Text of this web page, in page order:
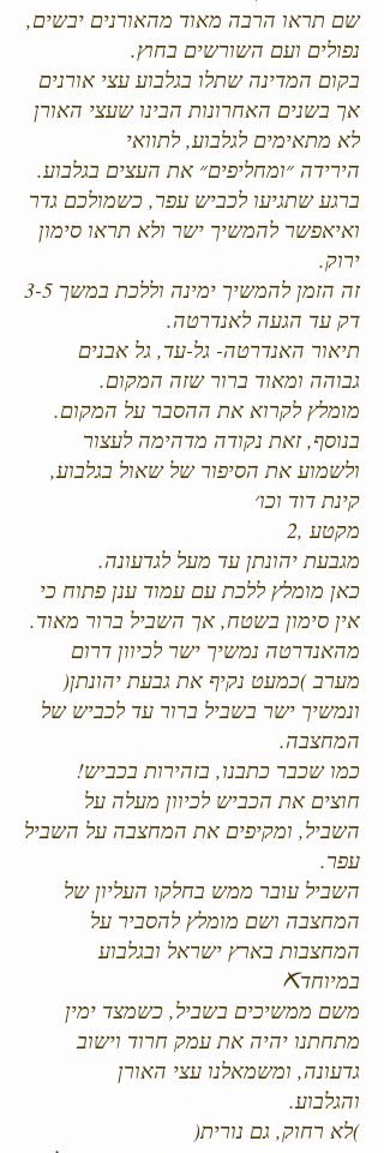
שם תראו הרבה מאוד מהאורנים יבשים,
נפולים ועם השורשים בחוץ.
בקום המדינה שתלו בגלבוע עצי אורנים
אך בשנים האחרונות הבינו שעצי האורן
לא מתאימים לגלבוע, לתוואי
הירידה ״ומחליפים״ את העצים בגלבוע.
ברגע שתגיעו לכביש עפר, כשמולכם גדר
ואיאפשר להמשיך ישר ולא תראו סימון
ירוק.
זה הזמן להמשיך ימינה וללכת במשך 3-5
דק עד הגעה לאנדרטה.
תיאור האנדרטה- גל-עד, גל אבנים
גבוהה ומאוד ברור שזה המקום.
מומלץ לקרוא את ההסבר על המקום.
בנוסף, זאת נקודה מדהימה לעצור
ולשמוע את הסיפור של שאול בגלבוע,
קינת דוד וכו׳
מקטע ,2
מגבעת יהונתן עד מעל לגדעונה.
כאן מומלץ ללכת עם עמוד ענן פתוח כי
אין סימון בשטח, אך השביל ברור מאוד.
מהאנדרטה נמשיך ישר לכיוון דרום
מערב )כמעט נקיף את גבעת יהונתן(
ונמשיך ישר בשביל ברור עד לכביש של
המחצבה.
כמו שכבר כתבנו, בזהירות בכביש!
חוצים את הכביש לכיוון מעלה על
השביל, ומקיפים את המחצבה על השביל
עפר.
השביל עובר ממש בחלקו העליון של
המחצבה ושם מומלץ להסביר על
המחצבות בארץ ישראל ובגלבוע
במיוחד️⛏
משם ממשיכים בשביל, כשמצד ימין
מתחתנו יהיה את עמק חרוד וישוב
גדעונה, ומשמאלנו עצי האורן
והגלבוע.
)לא רחוק, גם נורית(